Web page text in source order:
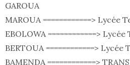
GAROUA
MAROUA ============> Lycée
EBOLOWA ============>
BERTOUA ============>
BAMENDA ============>